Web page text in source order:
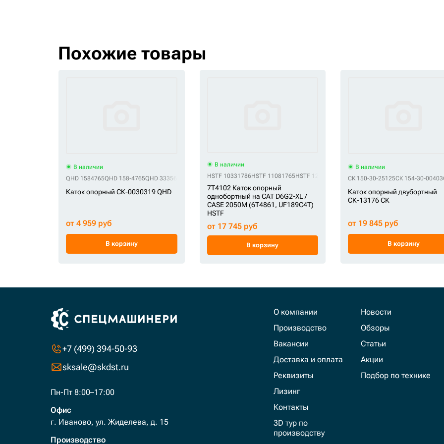
Похожие товары
В наличии
QHD 1584765QHD 158-4765QHD 3335606 QHD 333-5606 QHD 3408957 QHD 340-8957 QHD VA780400
Каток опорный СК-0030319 QHD
от 4 959 руб
В корзину
В наличии
HSTF 10331786HSTF 11081765HSTF 120-5746 HSTF 125-4175HSTF 231-3087HSTF
7T4102 Каток опорный
однобортный на CAT D6G2-XL /
CASE 2050M (6T4861, UF189C4T)
HSTF
от 17 745 руб
В корзину
В наличии
СК 150-30-25125СК 154-30-00403
Каток опорный двубортный
СК-13176 СК
от 19 845 руб
В корзину
+7 (499) 394-50-93
sksale@skdst.ru
Пн-Пт 8:00–17:00
Офис
г. Иваново, ул. Жиделева, д. 15
Производство
О компании
Производство
Вакансии
Доставка и оплата
Реквизиты
Лизинг
Контакты
3D тур по
производству
Новости
Обзоры
Статьи
Акции
Подбор по технике